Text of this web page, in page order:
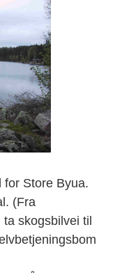
for Store Byua.
(Fra
skogsbilvei til